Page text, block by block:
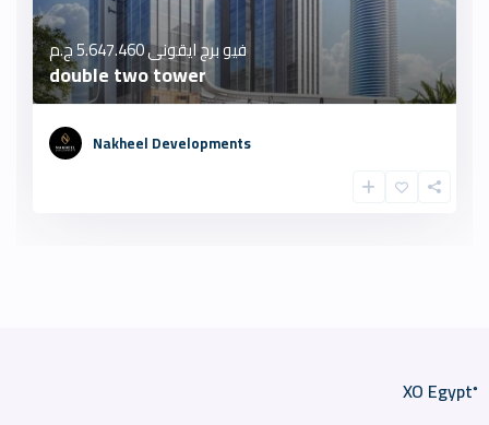
فيو برج ايقونى5.647.460 ج.م
double two tower
Nakheel Developments